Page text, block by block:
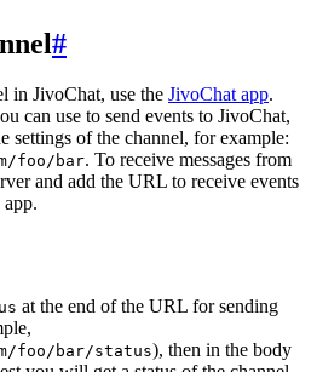
#
in JivoChat, use the JivoChat app.
can use to send events to JivoChat,
settings of the channel, for example:
foo/bar. To receive messages from
and add the URL to receive events
at the end of the URL for sending
foo/bar/status), then in the body